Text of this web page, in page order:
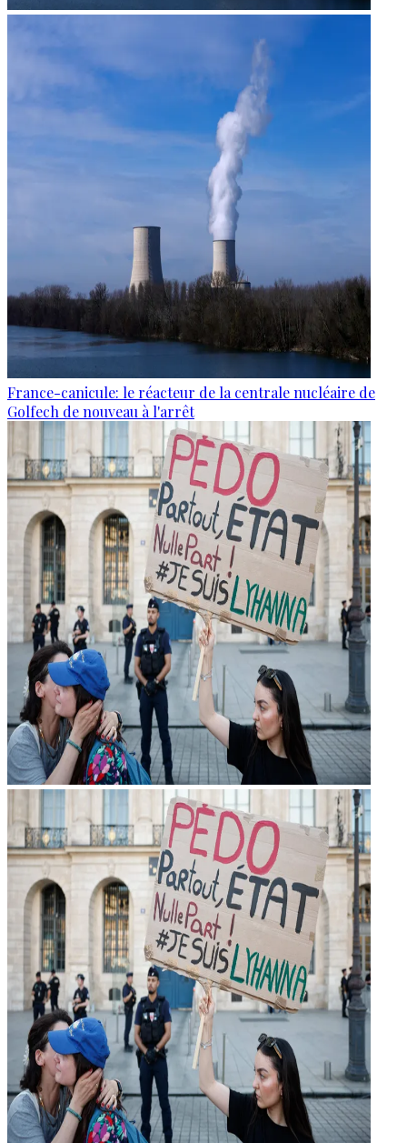
France-canicule: le réacteur de la centrale nucléaire de
Golfech de nouveau à l'arrêt